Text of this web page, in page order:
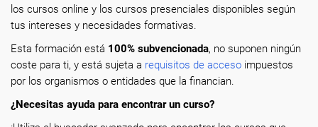
los cursos online y los cursos presenciales disponibles según
tus intereses y necesidades formativas.
Esta formación está 100% subvencionada, no suponen ningún
coste para ti, y está sujeta a requisitos de acceso impuestos
por los organismos o entidades que la financian.
¿Necesitas ayuda para encontrar un curso?